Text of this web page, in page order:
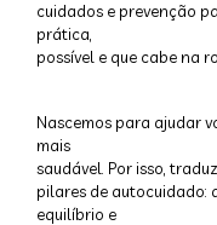
cuidados e prevenção
prática,
possível e que cabe na
Nascemos para ajudar
mais
saudável. Por isso,
pilares de autocuidado:
equilíbrio e